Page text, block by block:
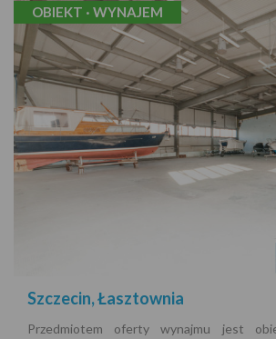
OBIEKT · WYNAJEM
Szczecin, Łasztownia
Przedmiotem oferty wynajmu jest